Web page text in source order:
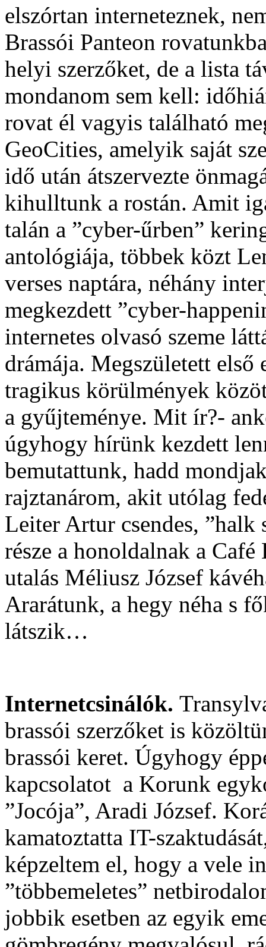
elszórtan interneteznek,
Brassói Panteon
helyi szerzőket, de a lista
mondanom sem kell:
rovat él vagyis található
GeoCities, amelyik saját
idő után átszervezte
kihulltunk a rostán. Amit
talán a ”cyber-űrben”
antológiája, többek közt
verses naptára, néhány
megkezdett ”cyber-
internetes olvasó szeme
drámája. Megszületett
tragikus körülmények
a gyűjteménye. Mit ír?-
úgyhogy hírünk kezdett
bemutattunk, hadd
rajztanárom, akit utólag
Leiter Artur csendes, ”halk
része a honoldalnak a
utalás Méliusz József
Ararátunk, a hegy néha s
látszik…
Internetcsinálók.
brassói szerzőket is
brassói keret. Úgyhogy
kapcsolatot a Korunk
”Jocója”, Aradi József.
kamatoztatta IT-
képzeltem el, hogy a vele
”többemeletes”
jobbik esetben az egyik